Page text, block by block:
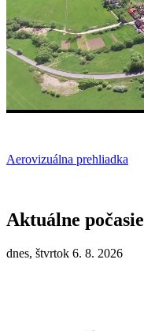
Aerovizuálna prehliadka
Aktuálne počasie
dnes, štvrtok 6. 8. 2026